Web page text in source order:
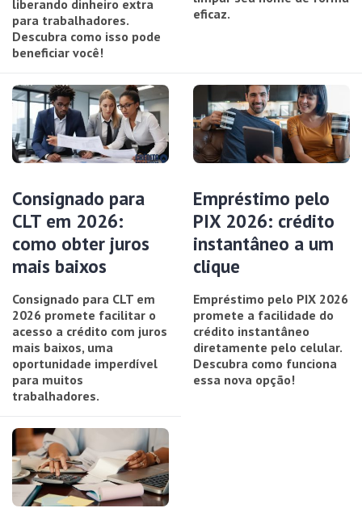
liberando dinheiro extra
para trabalhadores.
Descubra como isso pode
beneficiar você!
eficaz.
Consignado para
CLT em 2026:
como obter juros
mais baixos
Consignado para CLT em
2026 promete facilitar o
acesso a crédito com juros
mais baixos, uma
oportunidade imperdível
para muitos
trabalhadores.
Empréstimo pelo
PIX 2026: crédito
instantâneo a um
clique
Empréstimo pelo PIX 2026
promete a facilidade do
crédito instantâneo
diretamente pelo celular.
Descubra como funciona
essa nova opção!